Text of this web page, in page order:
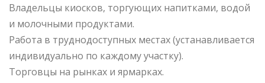
Владельцы киосков, торгующих напитками, водой
и молочными продуктами.
Работа в труднодоступных местах (устанавливается
индивидуально по каждому участку).
Торговцы на рынках и ярмарках.